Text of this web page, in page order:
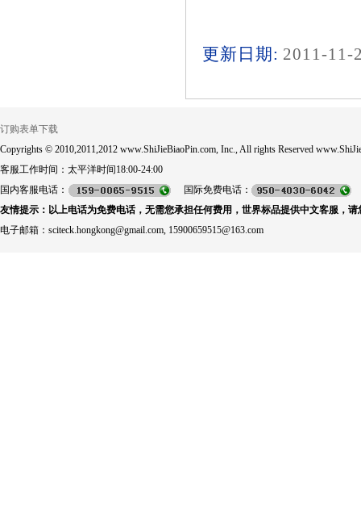
更新日期: 2011-11-
订购表单下载
Copyrights © 2010,2011,2012 www.ShiJieBiaoPin.com, Inc., All rights Reserved
客服工作时间：太平洋时间18:00-24:00
国内客服电话：
国际免费电话：
友情提示：以上电话为免费电话，无需您承担任何费用，世界标品提供中文客服，请
电子邮箱：sciteck.hongkong@gmail.com, 15900659515@163.com